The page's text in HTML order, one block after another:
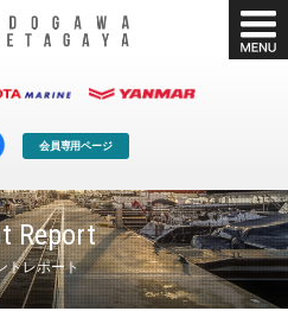
会員専用ページ
Report
トレポート